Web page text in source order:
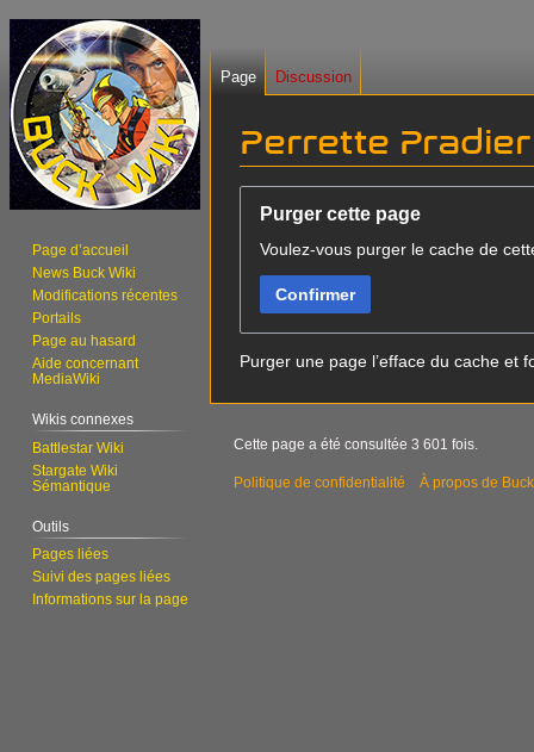
Perrette Pradier
navigation
recherche
Purger cette page
Voulez-vous purger le cache de
Confirmer
Purger une page l’efface du cache et
Page Discussion
Page d’accueil
News Buck Wiki
Modifications récentes
Portails
Page au hasard
Aide concernant
MediaWiki
Wikis connexes
Battlestar Wiki
Stargate Wiki
Sémantique
Outils
Pages liées
Suivi des pages liées
Informations sur la page
Cette page a été consultée 3 601 fois.
Politique de confidentialité À propos de